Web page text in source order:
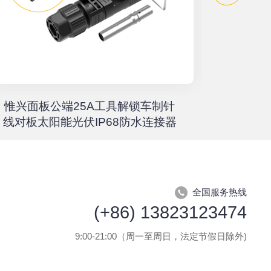
惟兴面板公端25A工具解锁车制针
线对板太阳能光伏IP68防水连接器
全国服务热线
(+86) 13823123474
9:00-21:00（周一至周日，法定节假日除外)